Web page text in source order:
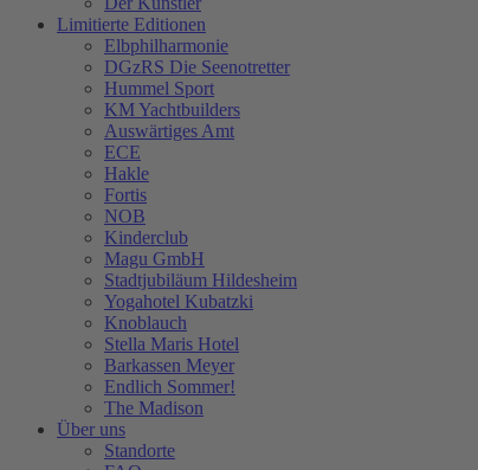
Limitierte Editionen
Elbphilharmonie
DGzRS Die Seenotretter
Hummel Sport
KM Yachtbuilders
Auswärtiges Amt
ECE
Hakle
Fortis
NOB
Kinderclub
Magu GmbH
Stadtjubiläum Hildesheim
Yogahotel Kubatzki
Knoblauch
Stella Maris Hotel
Barkassen Meyer
Endlich Sommer!
The Madison
Über uns
Standorte